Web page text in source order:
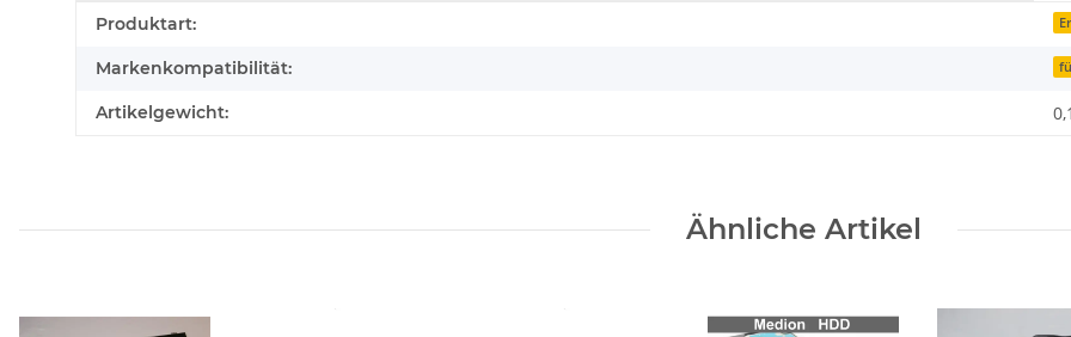
Produkteigenschaft
Wert
Produktart:
Markenkompatibilität:
Artikelgewicht:
Ähnliche Artikel